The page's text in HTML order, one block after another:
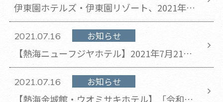
伊東園ホテルズ・伊東園リゾート、2021年7
月臨時休業のお知らせ(2021年7月23日更新)
2021.07.16 お知らせ
【熱海ニューフジヤホテル】2021年7月21日
以降通常営業を再開いたします。
2021.07.16 お知らせ
【熱海金城館・ウオミサキホテル】「令和3